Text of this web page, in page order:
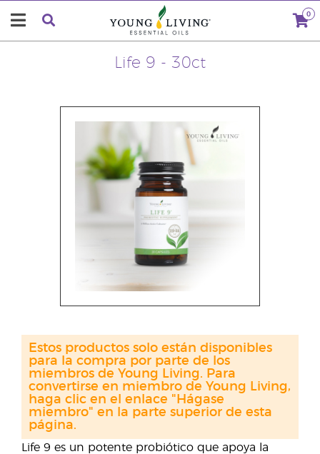
0
Life 9 - 30ct
Life 9 es un potente probiótico que apoya la
Estos productos solo están disponibles
para la compra por parte de los
miembros de Young Living. Para
convertirse en miembro de Young Living,
haga clic en el enlace "Hágase
miembro" en la parte superior de esta
página.